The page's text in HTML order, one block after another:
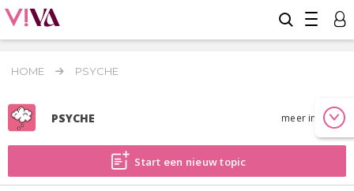
HOME PSYCHE
PSYCHE meer info
Start een nieuw topic